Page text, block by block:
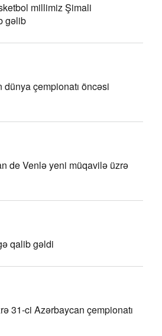
millimiz Şimali
gəlib
dünya çempionatı öncəsi
de Venlə yeni müqavilə üzrə
qalib gəldi
31-ci Azərbaycan çempionatı